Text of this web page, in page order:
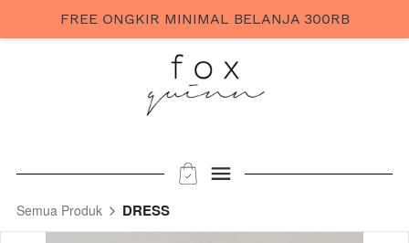
Semua Produk DRESS
FREE ONGKIR MINIMAL BELANJA 300RB